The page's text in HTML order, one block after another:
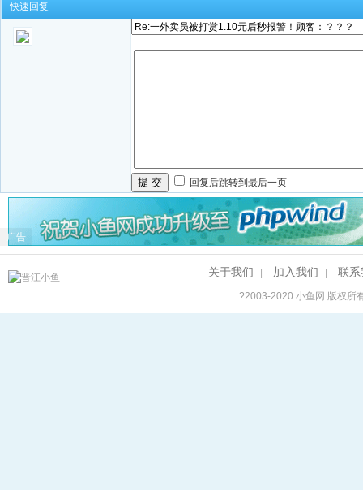
快速回复
提 交 回复后跳转到最后一页
广告
关于我们 加入我们 联系
?2003-2020小鱼网 版权所